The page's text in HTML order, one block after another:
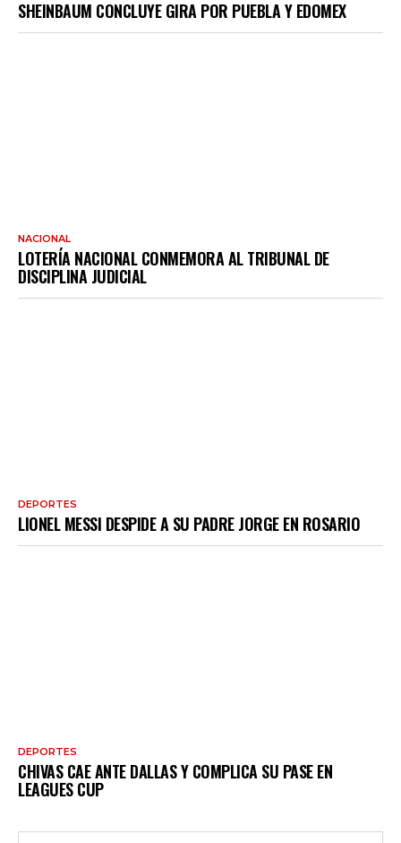
SHEINBAUM CONCLUYE GIRA POR PUEBLA Y EDOMEX
NACIONAL
LOTERÍA NACIONAL CONMEMORA AL TRIBUNAL DE
DISCIPLINA JUDICIAL
DEPORTES
LIONEL MESSI DESPIDE A SU PADRE JORGE EN ROSARIO
DEPORTES
CHIVAS CAE ANTE DALLAS Y COMPLICA SU PASE EN
LEAGUES CUP